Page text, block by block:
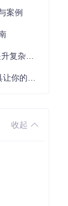
案例
收起